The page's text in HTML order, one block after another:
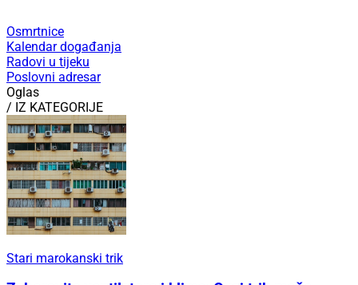
Osmrtnice
Kalendar događanja
Radovi u tijeku
Poslovni adresar
Oglas
/ IZ KATEGORIJE
Stari marokanski trik